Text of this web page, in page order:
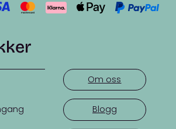
Om oss
Blogg